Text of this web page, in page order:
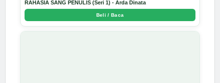
RAHASIA SANG PENULIS (Seri 1) - Arda Dinata
Beli / Baca